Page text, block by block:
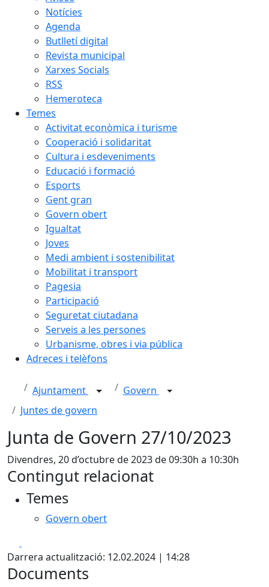
Notícies
Agenda
Butlletí digital
Revista municipal
Xarxes Socials
RSS
Hemeroteca
Temes
Activitat econòmica i turisme
Cooperació i solidaritat
Cultura i esdeveniments
Educació i formació
Esports
Gent gran
Govern obert
Igualtat
Joves
Medi ambient i sostenibilitat
Mobilitat i transport
Pagesia
Participació
Seguretat ciutadana
Serveis a les persones
Urbanisme, obres i via pública
Adreces i telèfons
Ajuntament
Govern
Juntes de govern
Junta de Govern 27/10/2023
Divendres, 20 d’octubre de 2023 de 09:30h a 10:30h
Contingut relacionat
Temes
Govern obert
Darrera actualització: 12.02.2024 | 14:28
Documents